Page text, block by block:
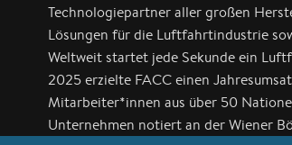
Technologiepartner aller großen
Lösungen für die Luftfahrtindustrie
Weltweit startet jede Sekunde ein
2025 erzielte FACC einen
Mitarbeiter*innen aus über 50
Unternehmen notiert an der Wiener